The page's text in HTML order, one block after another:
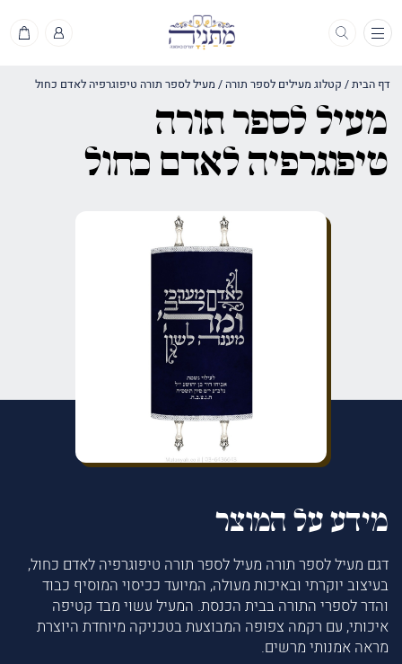
תפריט
דף הבית/ קטלוג מעילים לספר תורה / מעיל לספר תורה טיפוגרפיה לאדם כחול
מעיל לספר תורה
טיפוגרפיה לאדם כחול
מידע על המוצר
דגם מעיל לספר תורה מעיל לספר תורה טיפוגרפיה לאדם כחול,
בעיצוב יוקרתי ובאיכות מעולה, המיועד ככיסוי המוסיף כבוד
והדר לספרי התורה בבית הכנסת. המעיל עשוי מבד קטיפה
איכותי, עם רקמה צפופה המבוצעת בטכניקה מיוחדת היוצרת
מראה אמנותי מרשים.